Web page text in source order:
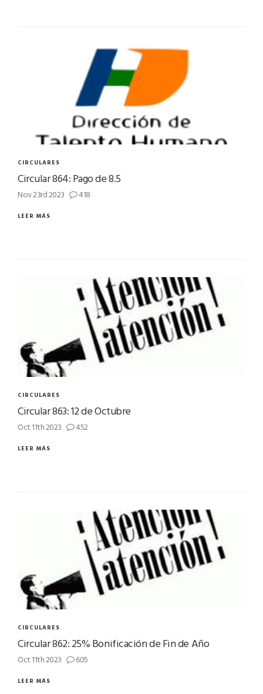
CIRCULARES
Circular 864: Pago de 8.5
Nov 23rd 2023 418
LEER MÁS
CIRCULARES
Circular 863: 12 de Octubre
Oct 11th 2023 452
LEER MÁS
CIRCULARES
Circular 862: 25% Bonificación de Fin de Año
Oct 11th 2023 605
LEER MÁS